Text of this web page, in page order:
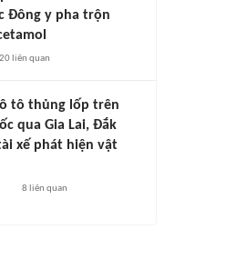
Đông y pha trộn
20liên quan
tô thủng lốp trên
qua Gia Lai, Đắk
xế phát hiện vật
8 liên quan